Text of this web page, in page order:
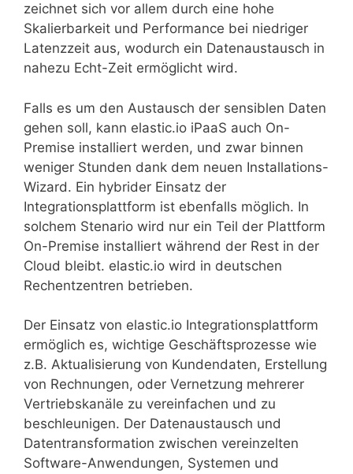
zeichnet sich vor allem durch eine hohe
Skalierbarkeit und Performance bei niedriger
Latenzzeit aus, wodurch ein Datenaustausch in
nahezu Echt-Zeit ermöglicht wird.
Falls es um den Austausch der sensiblen Daten
gehen soll, kann elastic.io iPaaS auch On-
Premise installiert werden, und zwar binnen
weniger Stunden dank dem neuen Installations-
Wizard. Ein hybrider Einsatz der
Integrationsplattform ist ebenfalls möglich. In
solchem Stenario wird nur ein Teil der Plattform
On-Premise installiert während der Rest in der
Cloud bleibt. elastic.io wird in deutschen
Rechentzentren betrieben.
Der Einsatz von elastic.io Integrationsplattform
ermöglich es, wichtige Geschäftsprozesse wie
z.B. Aktualisierung von Kundendaten, Erstellung
von Rechnungen, oder Vernetzung mehrerer
Vertriebskanäle zu vereinfachen und zu
beschleunigen. Der Datenaustausch und
Datentransformation zwischen vereinzelten
Software-Anwendungen, Systemen und